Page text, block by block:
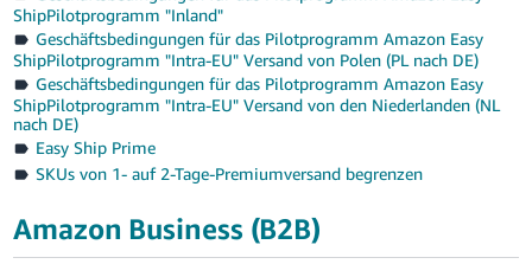
ShipPilotprogramm "Inland"
Geschäftsbedingungen für das Pilotprogramm Amazon Easy
ShipPilotprogramm "Intra-EU" Versand von Polen (PL nach DE)
Geschäftsbedingungen für das Pilotprogramm Amazon Easy
ShipPilotprogramm "Intra-EU" Versand von den Niederlanden (NL
nach DE)
Easy Ship Prime
SKUs von 1- auf 2-Tage-Premiumversand begrenzen
Amazon Business (B2B)